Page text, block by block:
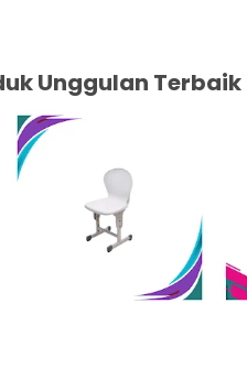
Unggulan Terbaik